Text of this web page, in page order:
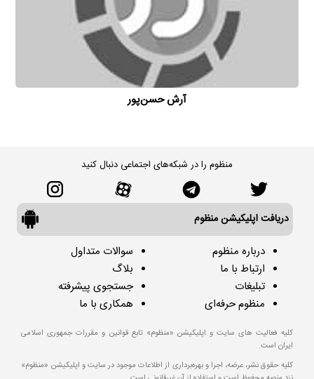
آرش حسن‌پور
منظوم را در شبکه‌های اجتماعی دنبال کنید
دریافت اپلیکیشن منظوم
درباره منظوم
ارتباط با ما
تبلیغات
منظوم حرفه‌ای
سوالات متداول
بلاگ
جستجوی پیشرفته
همکاری با ما
کلیه فعالیت های سایت و اپلیکیشن «منظوم» تابع قوانین و مقررات جمهوری اسلامی
ایران است.
کلیه حقوق نشر، عرضه، اجرا و بهره‌برداری از اطلاعات موجود در سایت و اپلیکیشن «منظوم»